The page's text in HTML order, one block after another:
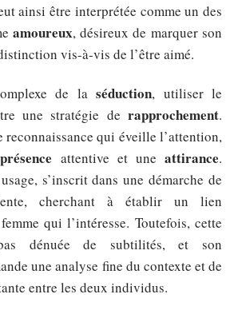
ainsi être interprétée comme un des
amoureux, désireux de marquer son
vis-à-vis de l’être aimé.
de la séduction, utiliser le
une stratégie de rapprochement.
reconnaissance qui éveille l’attention,
présence attentive et uneattirance.
s’inscrit dans une démarche de
cherchant à établir un lien
qui l’intéresse. Toutefois, cette
dénuée de subtilités, et son
une analyse fine du contexte et de
entre les deux individus.